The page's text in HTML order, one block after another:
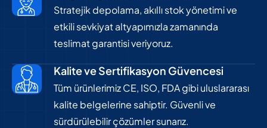
Stratejik depolama, akıllı stok yönetimi ve
etkili sevkiyat altyapımızla zamanında
teslimat garantisi veriyoruz.
Kalite ve Sertifikasyon Güvencesi
Tüm ürünlerimiz CE, ISO, FDA gibi uluslararası
kalite belgelerine sahiptir. Güvenli ve
sürdürülebilir çözümler sunarız.